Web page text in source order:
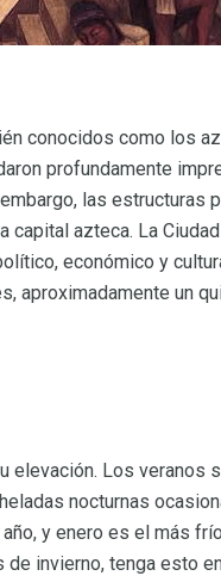
conocidos como los
profundamente
las estructuras
capital azteca. La
económico y
aproximadamente un
elevación. Los veranos
nocturnas
y enero es el más
invierno, tenga esto